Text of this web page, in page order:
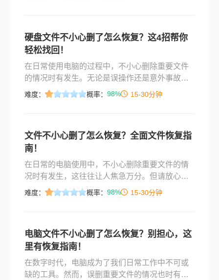
硬盘文件不小心删了怎么恢复？这4招帮你
轻松找回！
在日常使用电脑的过程中，不小心删除重要文件
的情况时有发生。无论是误操作还是意外事故，
丢失的数据都可能带来不便甚至是经济损失。那
难度： 概率： 98% 15-30分钟
文件不小心删了怎么恢复？全面文件恢复指
南！
在日常的电脑使用中，不小心删除重要文件的情
况时有发生，这往往让人焦急万分。但请放心，
即使文件被误删，也并不意味着它们就无法找
难度： 概率： 98% 15-30分钟
电脑文件不小心删了怎么恢复？别担心，这
里有恢复指南！
在数字时代，电脑成为了我们日常工作中不可或
缺的工具。然而，误删重要文件的情况也时有发